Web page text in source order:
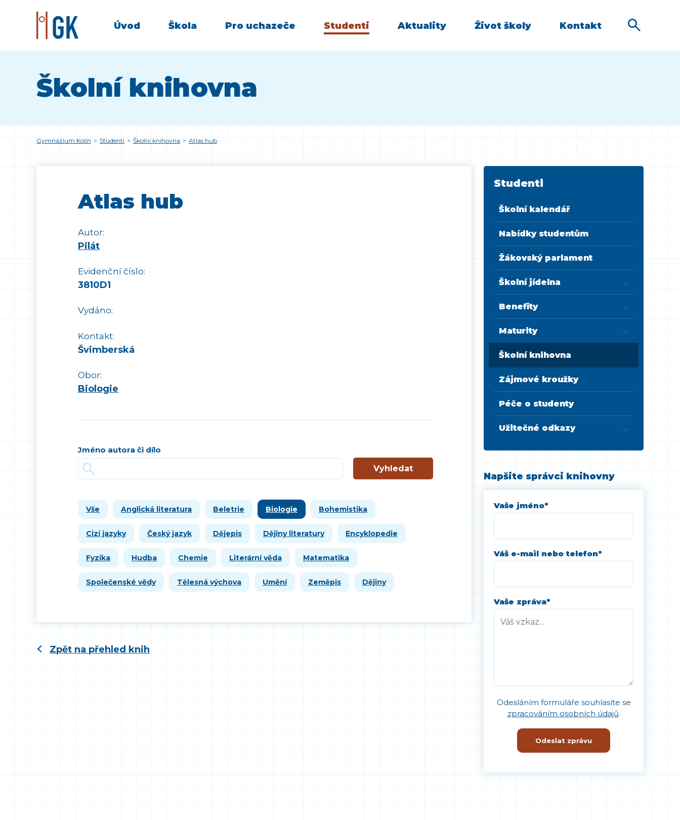
Úvod Škola Pro uchazeče Studenti Aktuality Život školy Kontakt
Školní knihovna
Gymnázium Kolín > Studenti > Školní knihovna > Atlas hub
Atlas hub
Autor:
Pilát
Evidenční číslo:
3810D1
Vydáno:
Kontakt:
Švimberská
Obor:
Biologie
Jméno autora či dílo
Vyhledat
Vše Anglická literatura Beletrie Biologie Bohemistika
Cizí jazyky Český jazyk Dějepis Dějiny literatury Encyklopedie
Fyzika Hudba Chemie Literární věda Matematika
Společenské vědy Tělesná výchova Umění Zeměpis Dějiny
Zpět na přehled knih
Studenti
Školní kalendář
Nabídky studentům
Žákovský parlament
Školní jídelna
Benefity
Maturity
Školní knihovna
Zájmové kroužky
Péče o studenty
Užitečné odkazy
Napšite správci knihovny
Vaše jméno*
Váš e-mail nebo telefon*
Vaše zpráva*
Odesláním formuláře souhlasíte se
zpracováním osobních údajů.
Odeslat zprávu